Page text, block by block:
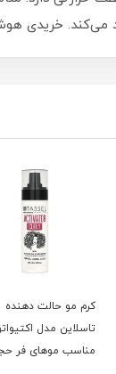
می‌کند. خریدی
کرم مو حالت دهنده
تاسلاین مدل
مناسب موهای فر